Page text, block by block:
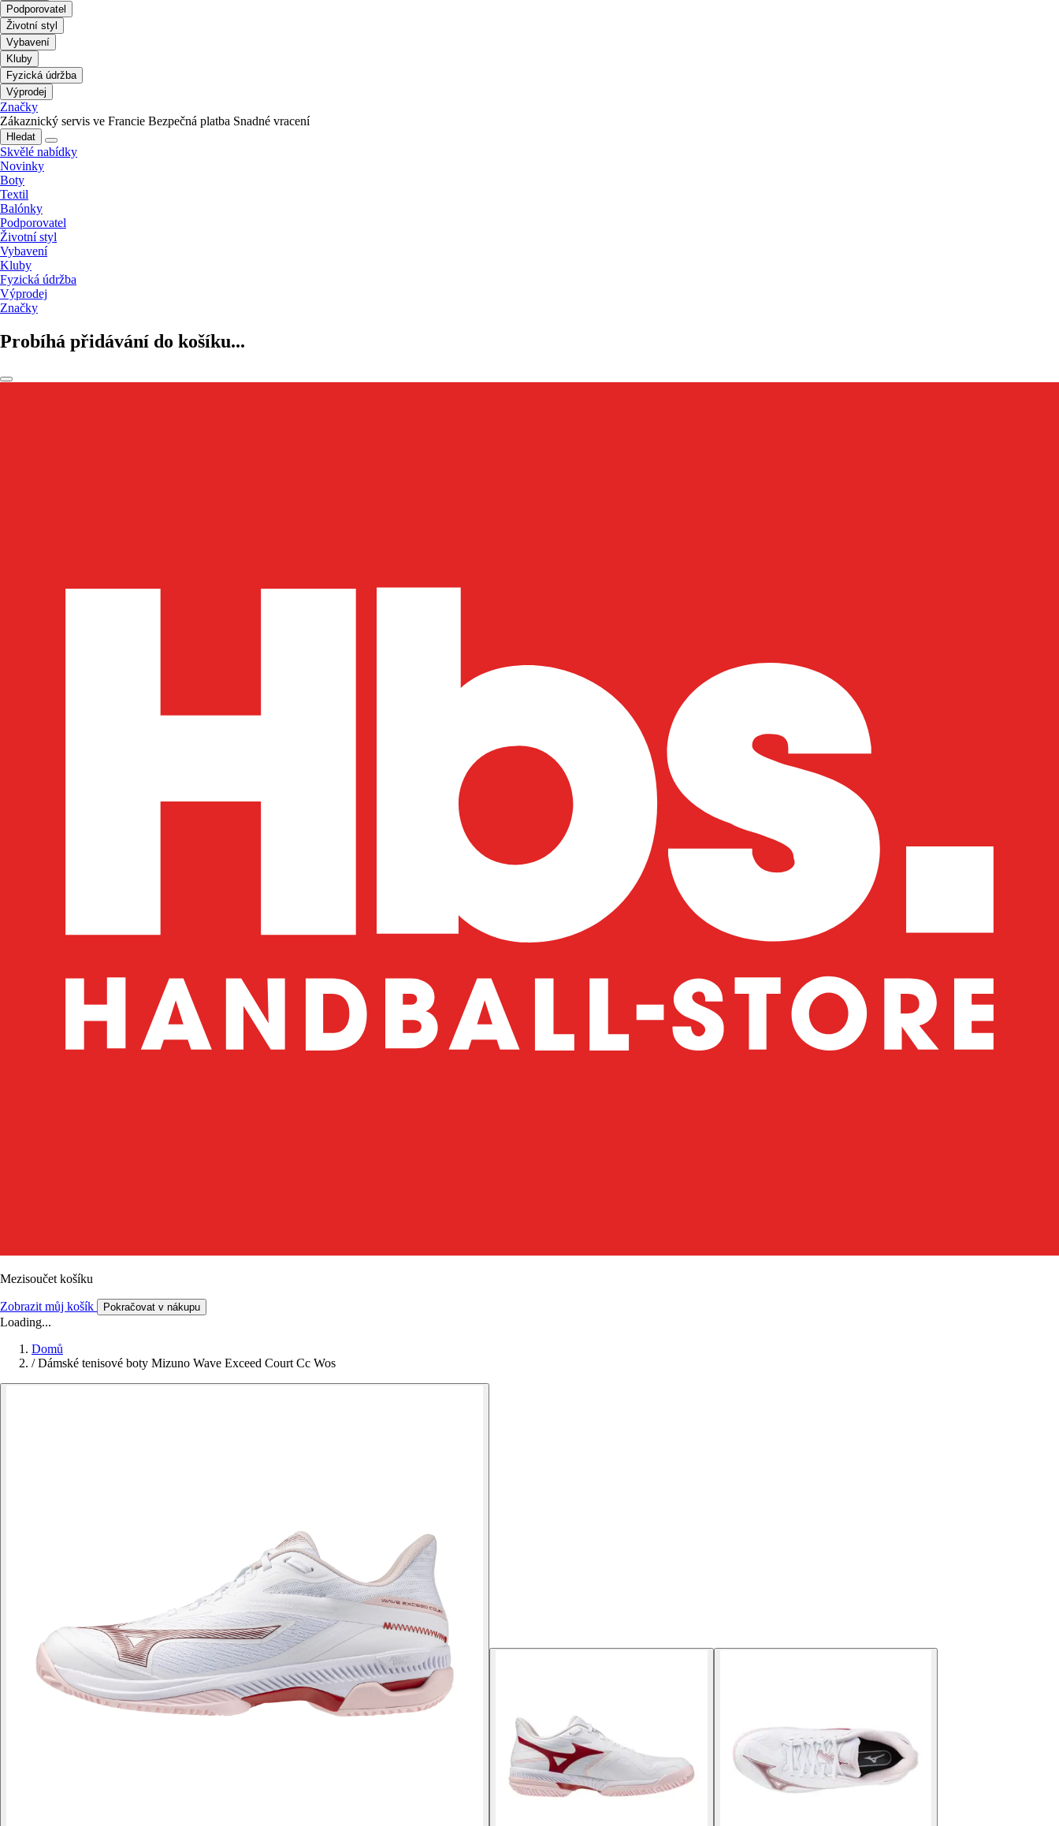
Podporovatel
Životní styl
Vybavení
Kluby
Fyzická údržba
Výprodej
Značky
Zákaznický servis ve Francie Bezpečná platba Snadné vracení
Hledat
Skvělé nabídky
Novinky
Boty
Textil
Balónky
Podporovatel
Životní styl
Vybavení
Kluby
Fyzická údržba
Výprodej
Značky
Probíhá přidávání do košíku...
Mezisoučet košíku
Zobrazit můj košík Pokračovat v nákupu
Loading...
Domů
/ Dámské tenisové boty Mizuno Wave Exceed Court Cc Wos